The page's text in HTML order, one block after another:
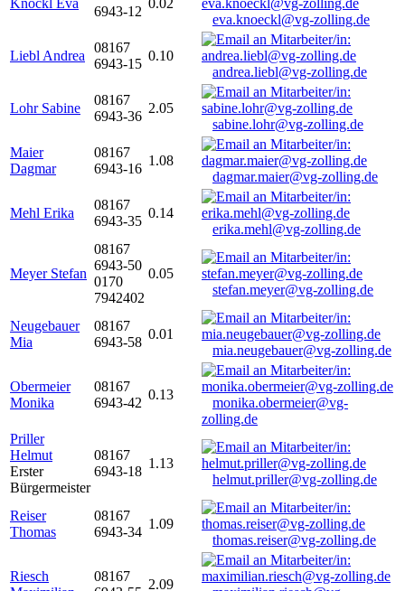
Knöckl Eva
6943-12
0.02
eva.knoeckl@vg-zolling.de
Liebl Andrea
08167
6943-15
0.10
andrea.liebl@vg-zolling.de
Lohr Sabine
08167
6943-36
2.05
sabine.lohr@vg-zolling.de
Maier
Dagmar
08167
6943-16
1.08
dagmar.maier@vg-zolling.de
Mehl Erika
08167
6943-35
0.14
erika.mehl@vg-zolling.de
Meyer Stefan
08167
6943-50
0170
7942402
0.05
stefan.meyer@vg-zolling.de
Neugebauer
Mia
08167
6943-58
0.01
mia.neugebauer@vg-zolling.de
Obermeier
Monika
08167
6943-42
0.13
monika.obermeier@vg-
zolling.de
Priller
Helmut
Erster
Bürgermeister
08167
6943-18
1.13
helmut.priller@vg-zolling.de
Reiser
Thomas
08167
6943-34
1.09
thomas.reiser@vg-zolling.de
Riesch
08167
2.09